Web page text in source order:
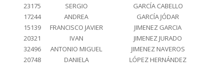
23175
SERGIO
GARCÍA CABELLO
17244
ANDREA
GARCÍA JÓDAR
15139
FRANCISCO JAVIER
JIMENEZ GARCIA
20321
IVAN
JIMENEZ JURADO
32496
ANTONIO MIGUEL
JIMENEZ NAVEROS
20748
DANIELA
LÓPEZ HERNÁNDEZ